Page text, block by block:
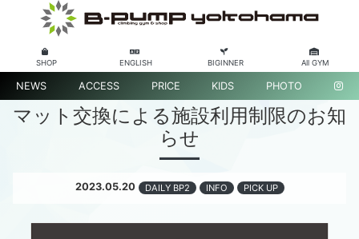
SHOP ENGLISH BIGINNER All GYM
NEWS ACCESS PRICE KIDS PHOTO
マット交換による施設利用制限のお知
らせ
2023.05.20 DAILY BP2 INFO PICK UP